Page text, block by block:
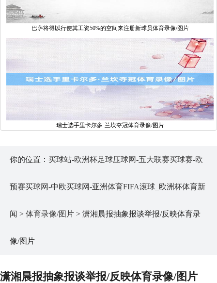
巴萨将得以行使其工资50%的空间来注册新球员体育录像/图片
瑞士选手里卡尔多·兰坎夺冠体育录像/图片
你的位置： 买球站-欧洲杯足球压球网-五大联赛买球赛-欧
预赛买球网-中欧买球网-亚洲体育FIFA滚球_欧洲杯体育新
闻 > 体育录像/图片 > 潇湘晨报抽象报谈举报/反映体育录
像/图片
潇湘晨报抽象报谈举报/反映体育录像/图片